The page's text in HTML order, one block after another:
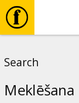
Search
Meklēšana